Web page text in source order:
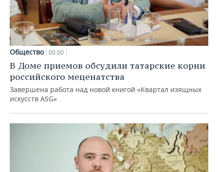
Общество 00:00
В Доме приемов обсудили татарские корни
российского меценатства
Завершена работа над новой книгой «Квартал изящных
искусств ASG»